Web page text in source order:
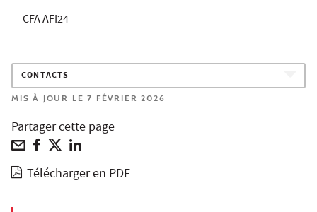
CFA AFI24
CONTACTS
MIS À JOUR LE 7 FÉVRIER 2026
Partager cette page
Télécharger en PDF